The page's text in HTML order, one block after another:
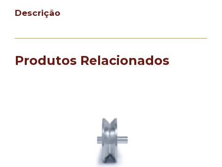
Descrição
Produtos Relacionados